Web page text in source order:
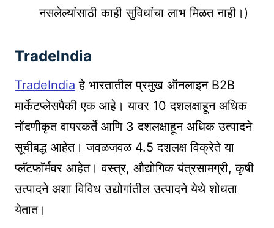
नसलेल्यांसाठी काही सुविधांचा लाभ मिळत नाही।)
TradeIndia
TradeIndia हे भारतातील प्रमुख ऑनलाइन B2B
मार्केटप्लेसपैकी एक आहे। यावर 10 दशलक्षाहून अधिक
नोंदणीकृत वापरकर्ते आणि 3 दशलक्षाहून अधिक उत्पादने
सूचीबद्ध आहेत। जवळजवळ 4.5 दशलक्ष विक्रेते या
प्लॅटफॉर्मवर आहेत। वस्त्र, औद्योगिक यंत्रसामग्री, कृषी
उत्पादने अशा विविध उद्योगांतील उत्पादने येथे शोधता
येतात।